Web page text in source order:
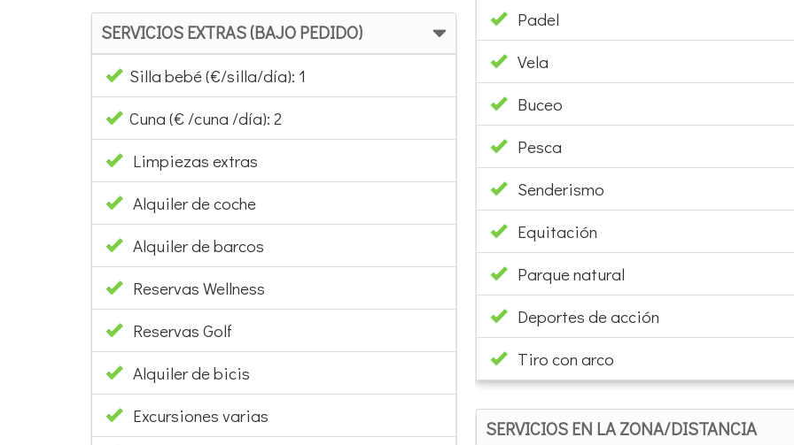
SERVICIOS EXTRAS (BAJO PEDIDO)
Silla bebé (€/silla/día): 1
Cuna (€ /cuna /día): 2
Limpiezas extras
Alquiler de coche
Alquiler de barcos
Reservas Wellness
Reservas Golf
Alquiler de bicis
Excursiones varias
Padel
Vela
Buceo
Pesca
Senderismo
Equitación
Parque natural
Deportes de acción
Tiro con arco
SERVICIOS EN LA ZONA/DISTANCIA